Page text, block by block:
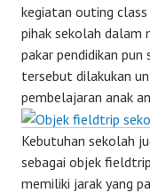
kegiatan outing
pihak sekolah dalam
pakar pendidikan
tersebut dilakukan
pembelajaran anak
Kebutuhan sekolah
sebagai objek
memiliki jarak yang